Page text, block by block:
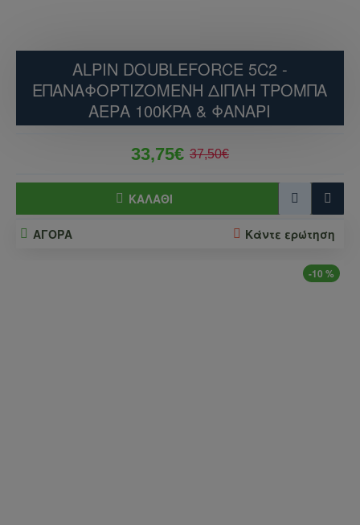
ALPIN DOUBLEFORCE 5C2 -
ΕΠΑΝΑΦΟΡΤΙΖΌΜΕΝΗ ΔΙΠΛΉ ΤΡΌΜΠΑ
ΑΈΡΑ 100KPA & ΦΑΝΆΡΙ
33,75€ 37,50€
ΚΑΛΆΘΙ
ΑΓΟΡΑ Κάντε ερώτηση
-10 %